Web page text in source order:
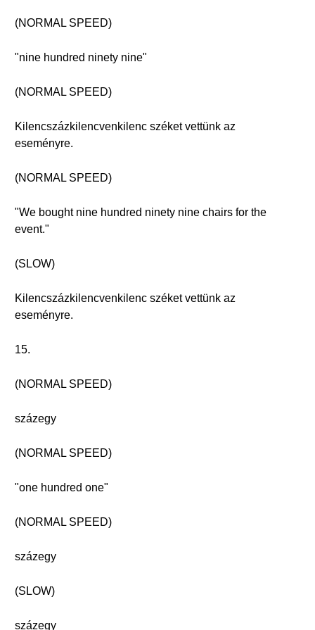
(NORMAL SPEED)
"nine hundred ninety nine"
(NORMAL SPEED)
Kilencszázkilencvenkilenc széket vettünk az
eseményre.
(NORMAL SPEED)
"We bought nine hundred ninety nine chairs for the
event."
(SLOW)
Kilencszázkilencvenkilenc széket vettünk az
eseményre.
15.
(NORMAL SPEED)
százegy
(NORMAL SPEED)
"one hundred one"
(NORMAL SPEED)
százegy
(SLOW)
százegy